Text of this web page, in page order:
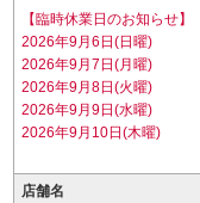
【臨時休業日のお知らせ】
2026年9月6日(日曜)
2026年9月7日(月曜)
2026年9月8日(火曜)
2026年9月9日(水曜)
2026年9月10日(木曜)
店舗名